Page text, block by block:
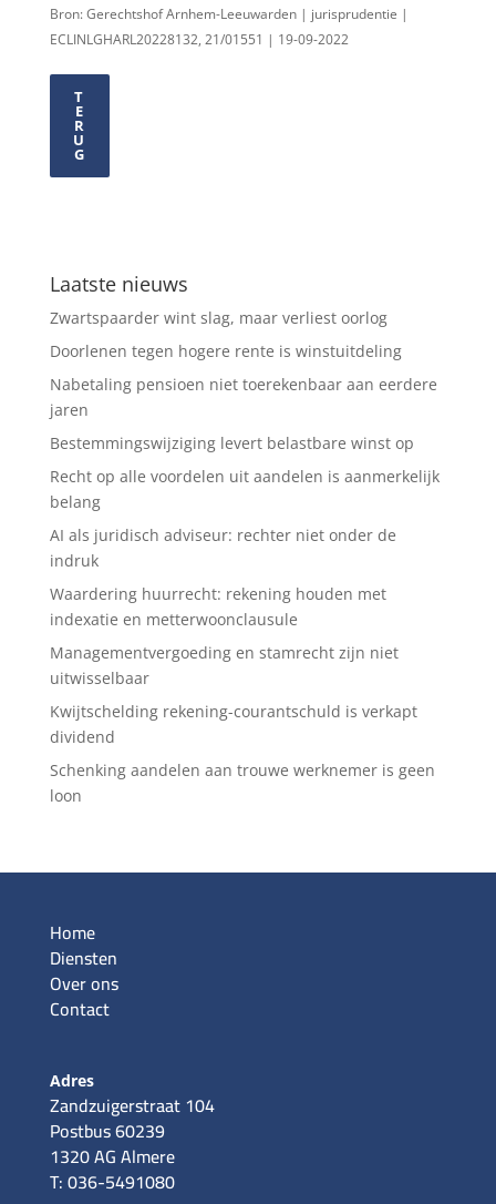
Bron: Gerechtshof Arnhem-Leeuwarden | jurisprudentie |
ECLINLGHARL20228132, 21/01551 | 19-09-2022
T
E
R
U
G
Laatste nieuws
Zwartspaarder wint slag, maar verliest oorlog
Doorlenen tegen hogere rente is winstuitdeling
Nabetaling pensioen niet toerekenbaar aan eerdere
jaren
Bestemmingswijziging levert belastbare winst op
Recht op alle voordelen uit aandelen is aanmerkelijk
belang
AI als juridisch adviseur: rechter niet onder de
indruk
Waardering huurrecht: rekening houden met
indexatie en metterwoonclausule
Managementvergoeding en stamrecht zijn niet
uitwisselbaar
Kwijtschelding rekening-courantschuld is verkapt
dividend
Schenking aandelen aan trouwe werknemer is geen
loon
Home
Diensten
Over ons
Contact
Adres
Zandzuigerstraat 104
Postbus 60239
1320 AG Almere
T: 036-5491080